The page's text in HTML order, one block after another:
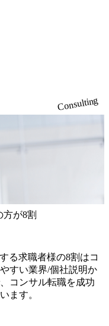
Consulting
が8割
る求職者様の8割はコ
すい業界/個社説明か
コンサル転職を成功
ます。